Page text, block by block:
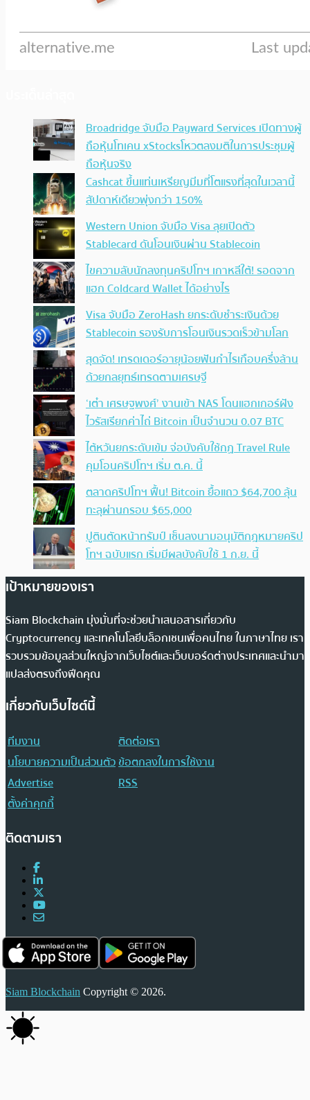
Broadridge จับมือ Payward Services เปิดทางผู้
ถือหุ้นโทเคน xStocksโหวตลงมติในการประชุมผู้
ถือหุ้นจริง
Cashcat ขึ้นแท่นเหรียญมีมที่โตแรงที่สุดในเวลานี้
สัปดาห์เดียวพุ่งกว่า 150%
Western Union จับมือ Visa ลุยเปิดตัว
Stablecard ดันโอนเงินผ่าน Stablecoin
ไขความลับนักลงทุนคริปโทฯ เกาหลีใต้! รอดจาก
แฮก Coldcard Wallet ได้อย่างไร
Visa จับมือ ZeroHash ยกระดับชำระเงินด้วย
Stablecoin รองรับการโอนเงินรวดเร็วข้ามโลก
สุดจัด! เทรดเดอร์อายุน้อยฟันกำไรเกือบครึ่งล้าน
ด้วยกลยุทธ์เทรดตามเศรษฐี
‘เต๋า เศรษฐพงศ์’ งานเข้า NAS โดนแฮกเกอร์ฝัง
ไวรัสเรียกค่าไถ่ Bitcoin เป็นจำนวน 0.07 BTC
ไต้หวันยกระดับเข้ม จ่อบังคับใช้กฏ Travel Rule
คุมโอนคริปโทฯ เริ่ม ต.ค. นี้
ตลาดคริปโทฯ ฟื้น! Bitcoin ยื้อแถว $64,700 ลุ้น
ทะลุผ่านกรอบ $65,000
ปูตินตัดหน้าทรัมป์ เซ็นลงนามอนุมัติกฎหมายคริป
โทฯ ฉบับแรก เริ่มมีผลบังคับใช้ 1 ก.ย. นี้
เป้าหมายของเรา
Siam Blockchain มุ่งมั่นที่จะช่วยนำเสนอสารเกี่ยวกับ
Cryptocurrency และเทคโนโลยีบล็อกเชนเพื่อคนไทย ในภาษาไทย เรา
รวบรวมข้อมูลส่วนใหญ่จากเว็บไซต์และเว็บบอร์ดต่างประเทศและนำมา
แปลส่งตรงถึงฟีดคุณ
เกี่ยวกับเว็บไซต์นี้
ทีมงาน
ติดต่อเรา
นโยบายความเป็นส่วนตัวข้อตกลงในการใช้งาน
Advertise
RSS
ตั้งค่าคุกกี้
ติดตามเรา
Siam Blockchain Copyright © 2026.